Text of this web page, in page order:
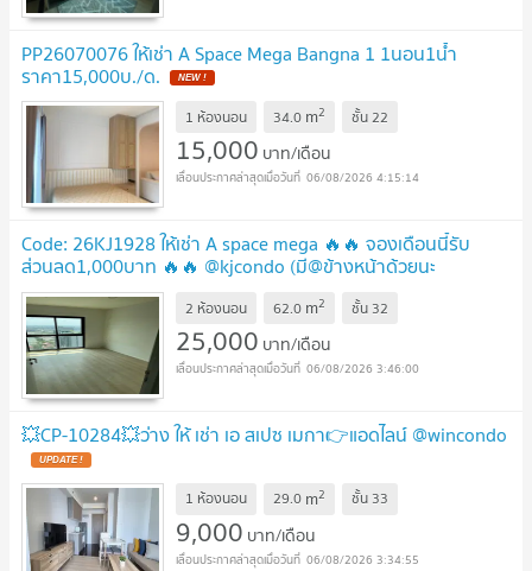
PP26070076 ให้เช่า A Space Mega Bangna 1 1นอน1น้ำ
ราคา15,000บ./ด.
1 ห้องนอน 34.0 m2 ชั้น22
15,000 บาท/เดือน
06/08/2026 4:15:14
Code: 26KJ1928 ให้เช่า A space mega 🔥🔥 จองเดือนนี้รับ
ส่วนลด1,000บาท 🔥🔥 @kjcondo (มี@ข้างหน้าด้วยนะ
คะ)
2 ห้องนอน 62.0 m2 ชั้น 32
25,000 บาท/เดือน
06/08/2026 3:46:00
💥CP-10284💥ว่าง ให้ เช่า เอ สเปซ เมกา👉แอดไลน์ @wincondo
1 ห้องนอน 29.0 m2 ชั้น 33
9,000 บาท/เดือน
06/08/2026 3:34:55